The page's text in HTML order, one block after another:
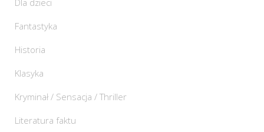
Dla dzieci
Fantastyka
Historia
Klasyka
Kryminał / Sensacja / Thriller
Literatura faktu